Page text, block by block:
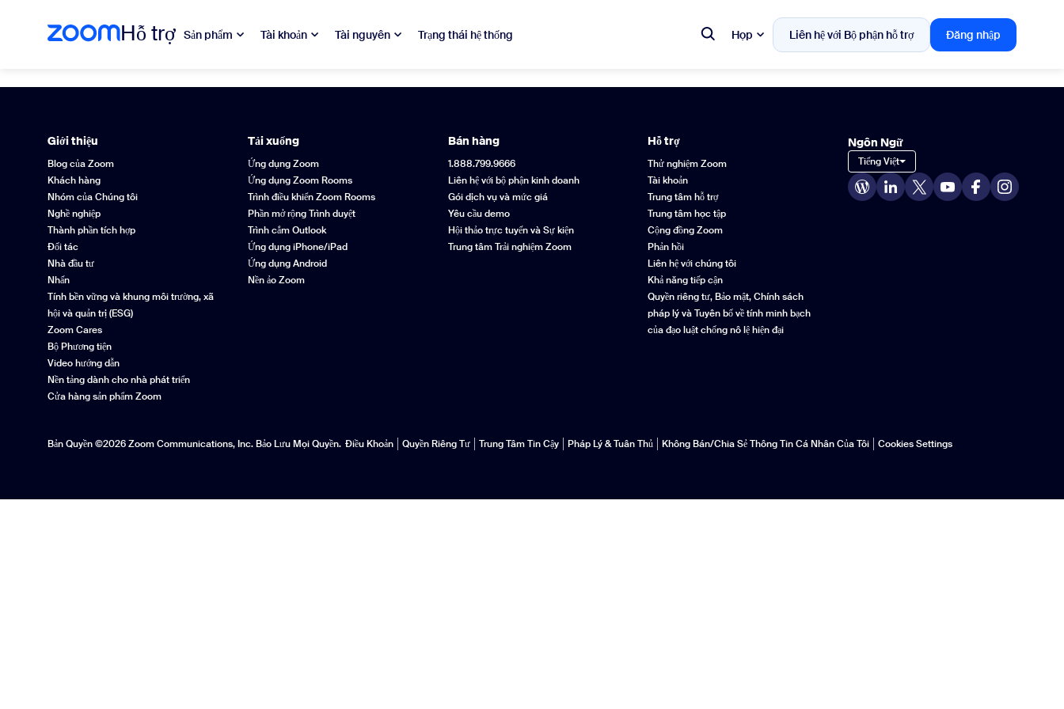
to
Hỗ trợ Sản phẩm Tài khoản Tài nguyên Trạng thái hệ thống Họp Liên hệ với Bộ phận hỗ trợ Đăng nhập
Not
Rất Tiếc
Trang bạn đang tìm kiếm không tồn tại
Đưa tôi quay lại trang chủ
Giới thiệu
Blog của Zoom
Khách hàng
Nhóm của Chúng tôi
Nghề nghiệp
Thành phần tích hợp
Đối tác
Nhà đầu tư
Nhấn
Tính bền vững và khung môi trường, xã
hội và quản trị (ESG)
Zoom Cares
Bộ Phương tiện
Video hướng dẫn
Nền tảng dành cho nhà phát triển
Cửa hàng sản phẩm Zoom
Tải xuống
Ứng dụng Zoom
Ứng dụng Zoom Rooms
Trình điều khiển Zoom Rooms
Phần mở rộng Trình duyệt
Trình cắm Outlook
Ứng dụng iPhone/iPad
Ứng dụng Android
Nền ảo Zoom
Bán hàng
1.888.799.9666
Liên hệ với bộ phận kinh doanh
Gói dịch vụ và mức giá
Yêu cầu demo
Hội thảo trực tuyến và Sự kiện
Trung tâm Trải nghiệm Zoom
Hỗ trợ
Thử nghiệm Zoom
Tài khoản
Trung tâm hỗ trợ
Trung tâm học tập
Cộng đồng Zoom
Phản hồi
Liên hệ với chúng tôi
Khả năng tiếp cận
Quyền riêng tư, Bảo mật, Chính sách
pháp lý và Tuyên bố về tính minh bạch
của đạo luật chống nô lệ hiện đại
Ngôn Ngữ
Tiếng Việt
Bản Quyền ©2026 Zoom Communications, Inc. Bảo Lưu Mọi Quyền. Điều Khoản Quyền Riêng Tư Trung Tâm Tin Cậy Pháp Lý & Tuân Thủ Không Bán/chia Sẻ Thông Tin Cá Nhân Của Tôi Cookies Settings